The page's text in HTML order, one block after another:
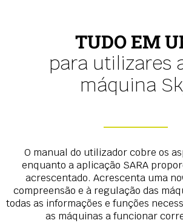
TUDO EM
para utilizares
máquina
O manual do utilizador cobre os
enquanto a aplicação SARA
acrescentado. Acrescenta uma
compreensão e à regulação das
todas as informações e funções
as máquinas a funcionar